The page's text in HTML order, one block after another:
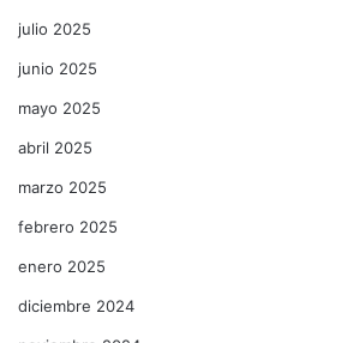
julio 2025
junio 2025
mayo 2025
abril 2025
marzo 2025
febrero 2025
enero 2025
diciembre 2024